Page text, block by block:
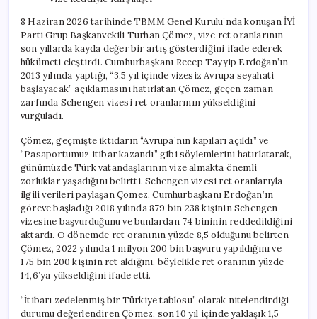
Vize
Reddiyle
Karşılaştı’
için
8 Haziran 2026 tarihinde TBMM Genel Kurulu’nda konuşan İYİ
Parti Grup Başkanvekili Turhan Çömez, vize ret oranlarının
son yıllarda kayda değer bir artış gösterdiğini ifade ederek
hükümeti eleştirdi. Cumhurbaşkanı Recep Tayyip Erdoğan’ın
2013 yılında yaptığı, “3,5 yıl içinde vizesiz Avrupa seyahati
başlayacak” açıklamasını hatırlatan Çömez, geçen zaman
zarfında Schengen vizesi ret oranlarının yükseldiğini
vurguladı.
Çömez, geçmişte iktidarın “Avrupa’nın kapıları açıldı” ve
“Pasaportumuz itibar kazandı” gibi söylemlerini hatırlatarak,
günümüzde Türk vatandaşlarının vize almakta önemli
zorluklar yaşadığını belirtti. Schengen vizesi ret oranlarıyla
ilgili verileri paylaşan Çömez, Cumhurbaşkanı Erdoğan’ın
göreve başladığı 2018 yılında 879 bin 238 kişinin Schengen
vizesine başvurduğunu ve bunlardan 74 bininin reddedildiğini
aktardı. O dönemde ret oranının yüzde 8,5 olduğunu belirten
Çömez, 2022 yılında 1 milyon 200 bin başvuru yapıldığını ve
175 bin 200 kişinin ret aldığını, böylelikle ret oranının yüzde
14,6’ya yükseldiğini ifade etti.
“İtibarı zedelenmiş bir Türkiye tablosu” olarak nitelendirdiği
durumu değerlendiren Çömez, son 10 yıl içinde yaklaşık 1,5